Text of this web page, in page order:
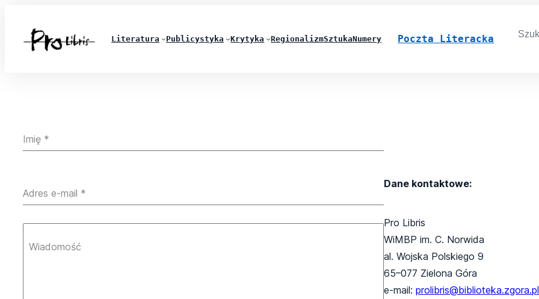
Literatura Publicystyka Krytyka RegionalizmSztukaNumery Poczta Literacka
for:
Imię *
Adres e-mail *
Wiadomość
Dane kontaktowe:
Pro Libris
WiMBP im. C. Norwida
al. Wojska Polskiego 9
65–077 Zielona Góra
e-mail: prolibris@biblioteka.zgora.pl